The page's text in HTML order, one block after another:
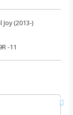
Joy (2013-)
-11